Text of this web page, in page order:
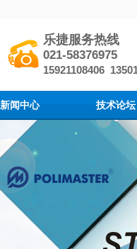
乐捷服务热线
021-58376975
15921108406
新闻中心 技术论坛